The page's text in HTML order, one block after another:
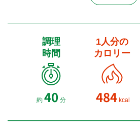
調理
時間
約 40 分
1人分の
カロリー
484 kcal